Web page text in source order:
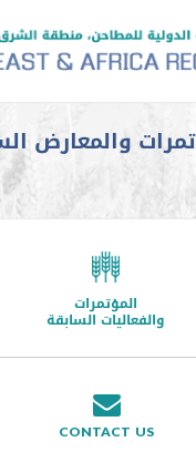
والمعارض
المؤتمرات
والفعاليات السابقة
CONTACT US